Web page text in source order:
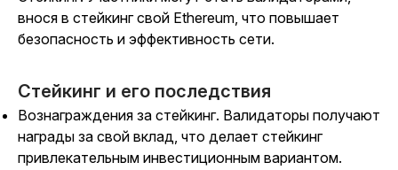
внося в стейкинг свой Ethereum, что повышает
безопасность и эффективность сети.
Стейкинг и его последствия
Вознаграждения за стейкинг. Валидаторы получают
награды за свой вклад, что делает стейкинг
привлекательным инвестиционным вариантом.